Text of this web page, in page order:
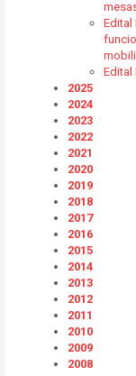
Edital
Edital
2025
2024
2023
2022
2021
2020
2019
2018
2017
2016
2015
2014
2013
2012
2011
2010
2009
2008